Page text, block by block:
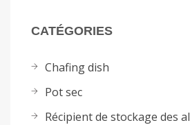
CATÉGORIES
Chafing dish
Pot sec
Récipient de stockage des